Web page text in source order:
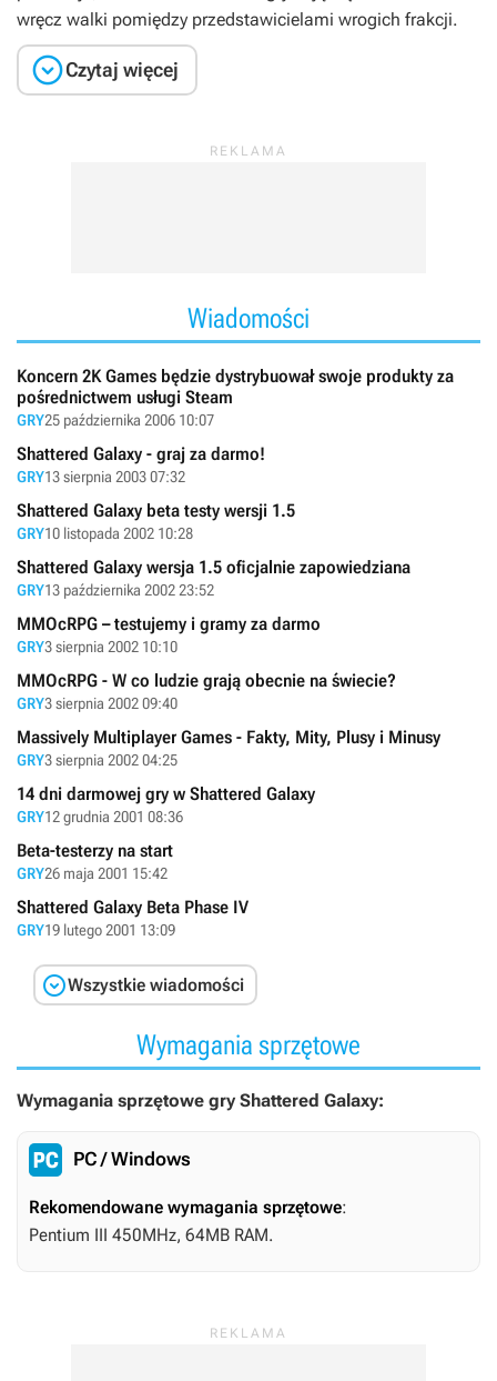
wręcz walki pomiędzy przedstawicielami wrogich frakcji.
Czytaj więcej
Wiadomości
Koncern 2K Games będzie dystrybuował swoje produkty za
pośrednictwem usługi Steam
GRY25 października 2006 10:07
Shattered Galaxy - graj za darmo!
GRY13 sierpnia 2003 07:32
Shattered Galaxy beta testy wersji 1.5
GRY10 listopada 2002 10:28
Shattered Galaxy wersja 1.5 oficjalnie zapowiedziana
GRY13 października 2002 23:52
MMOcRPG – testujemy i gramy za darmo
GRY3 sierpnia 2002 10:10
MMOcRPG - W co ludzie grają obecnie na świecie?
GRY3 sierpnia 2002 09:40
Massively Multiplayer Games - Fakty, Mity, Plusy i Minusy
GRY3 sierpnia 2002 04:25
14 dni darmowej gry w Shattered Galaxy
GRY12 grudnia 2001 08:36
Beta-testerzy na start
GRY26 maja 2001 15:42
Shattered Galaxy Beta Phase IV
GRY19 lutego 2001 13:09
Wszystkie wiadomości
Wymagania sprzętowe
Wymagania sprzętowe gry Shattered Galaxy:
PC / Windows
Rekomendowane wymagania sprzętowe:
Pentium III 450MHz, 64MB RAM.